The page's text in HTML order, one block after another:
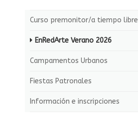
Curso premonitor/a tiempo libre
EnRedArte Verano 2026
Campamentos Urbanos
Fiestas Patronales
Información e inscripciones